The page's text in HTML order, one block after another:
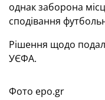
однак заборона
сподівання
Рішення щодо
УЄФА.
Фото epo.gr